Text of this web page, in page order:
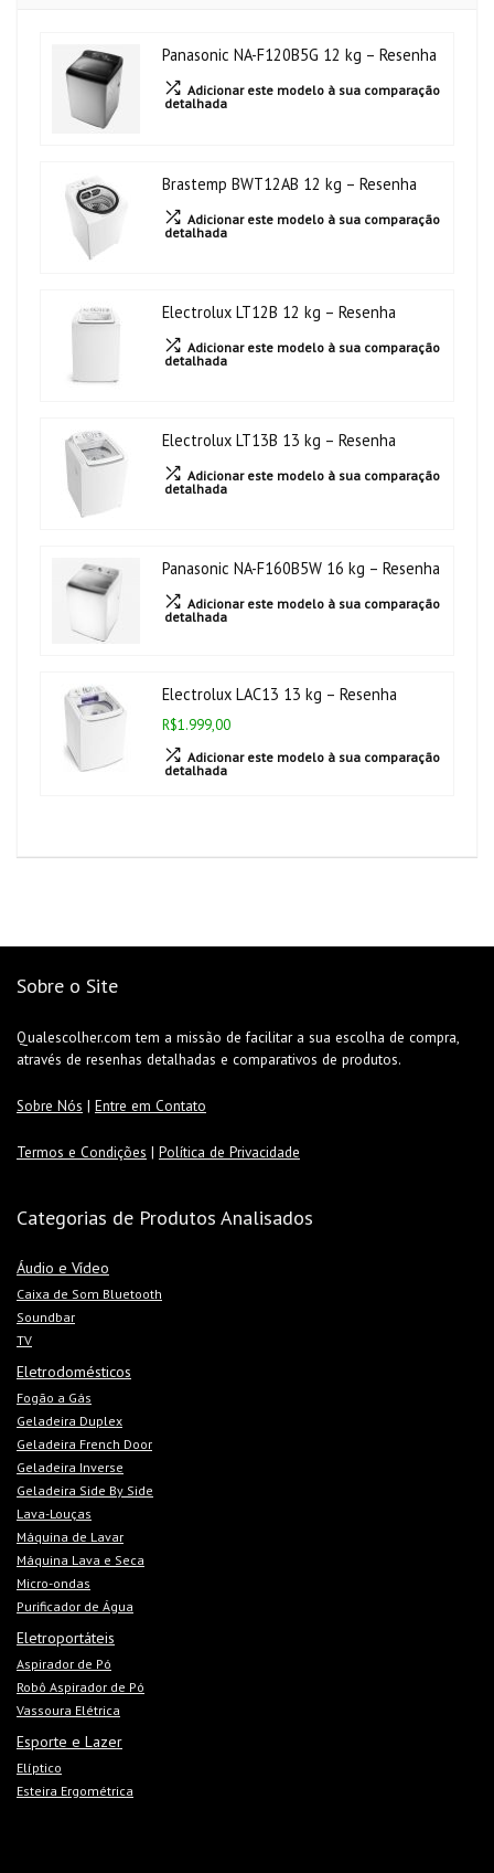
Panasonic NA-F120B5G 12 kg – Resenha
Adicionar este modelo à sua comparação
detalhada
Brastemp BWT12AB 12 kg – Resenha
Adicionar este modelo à sua comparação
detalhada
Electrolux LT12B 12 kg – Resenha
Adicionar este modelo à sua comparação
detalhada
Electrolux LT13B 13 kg – Resenha
Adicionar este modelo à sua comparação
detalhada
Panasonic NA-F160B5W 16 kg – Resenha
Adicionar este modelo à sua comparação
detalhada
Electrolux LAC13 13 kg – Resenha
R$1.999,00
Adicionar este modelo à sua comparação
detalhada
Sobre o Site
Qualescolher.com tem a missão de facilitar a sua escolha de compra,
através de resenhas detalhadas e comparativos de produtos.
Sobre Nós | Entre em Contato
Termos e Condições | Política de Privacidade
Categorias de Produtos Analisados
Áudio e Vídeo
Caixa de Som Bluetooth
Soundbar
TV
Eletrodomésticos
Fogão a Gás
Geladeira Duplex
Geladeira French Door
Geladeira Inverse
Geladeira Side By Side
Lava-Louças
Máquina de Lavar
Máquina Lava e Seca
Micro-ondas
Purificador de Água
Eletroportáteis
Aspirador de Pó
Robô Aspirador de Pó
Vassoura Elétrica
Esporte e Lazer
Elíptico
Esteira Ergométrica